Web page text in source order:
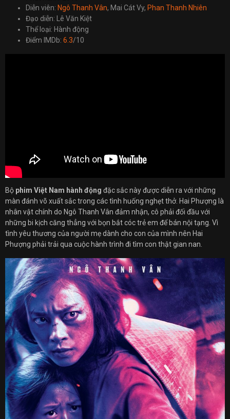
Diễn viên: Ngô Thanh Vân, Mai Cát Vy, Phan Thanh Nhiên
Đạo diễn: Lê Văn Kiệt
Thể loại: Hành động
Điểm IMDb: 6.3/10
Bộ phim Việt Nam hành động đặc sắc này được diễn ra với những
màn đánh võ xuất sắc trong các tình huống nghẹt thở. Hai Phượng là
nhân vật chính do Ngô Thanh Vân đảm nhận, cô phải đối đầu với
những bi kịch căng thẳng với bọn bắt cóc trẻ em để bán nội tạng. Vì
tình yêu thương của người mẹ dành cho con của mình nên Hai
Phượng phải trải qua cuộc hành trình đi tìm con thật gian nan.